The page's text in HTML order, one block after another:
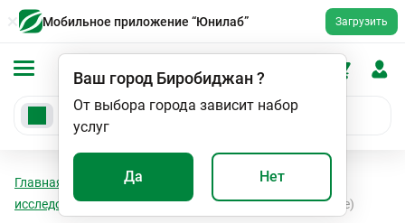
Мобильное приложение “Юнилаб” Загрузить
Ваш город Биробиджан?
От выбора города зависит набор
услуг
Да Нет
Главная Анализы
Биохимические
исследования
Обследование печени (биохимическое)